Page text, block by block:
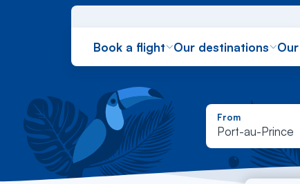
Book a flight Our destinations
From
Port-au-Prince